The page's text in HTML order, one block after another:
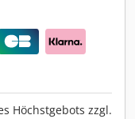
Höchstgebots zzgl.